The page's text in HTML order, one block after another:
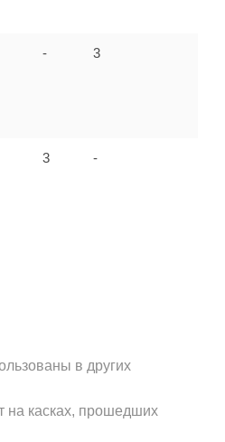
- 3
3 -
в других
на касках, прошедших